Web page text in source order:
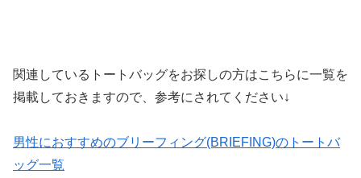
関連しているトートバッグをお探しの方はこちらに一覧を
掲載しておきますので、参考にされてください↓
男性におすすめのブリーフィング(BRIEFING)のトートバ
ッグ一覧